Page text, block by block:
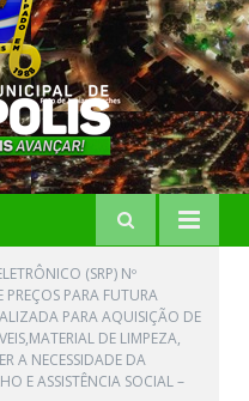
(SRP) Nº
PARA FUTURA
PARA AQUISIÇÃO DE
DE LIMPEZA,
A NECESSIDADE DA
E ASSISTÊNCIA SOCIAL –